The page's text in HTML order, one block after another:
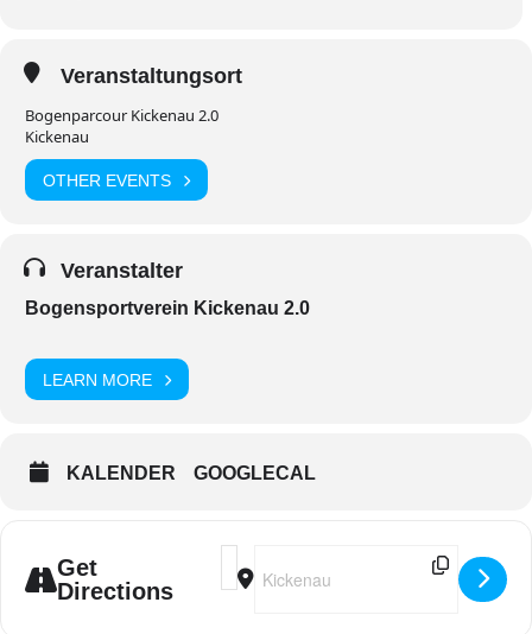
Veranstaltungsort
Bogenparcour Kickenau 2.0
Kickenau
OTHER EVENTS
Veranstalter
Bogensportverein Kickenau 2.0
LEARN MORE
KALENDER GOOGLECAL
Get
Directions
Address - 21 Bogenschießen im 3D-
Destination Address - 21